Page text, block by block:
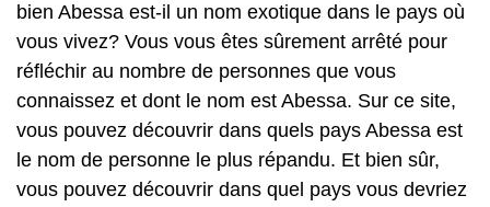
bien Abessa est-il un nom exotique dans le pays où
vous vivez? Vous vous êtes sûrement arrêté pour
réfléchir au nombre de personnes que vous
connaissez et dont le nom est Abessa. Sur ce site,
vous pouvez découvrir dans quels pays Abessa est
le nom de personne le plus répandu. Et bien sûr,
vous pouvez découvrir dans quel pays vous devriez